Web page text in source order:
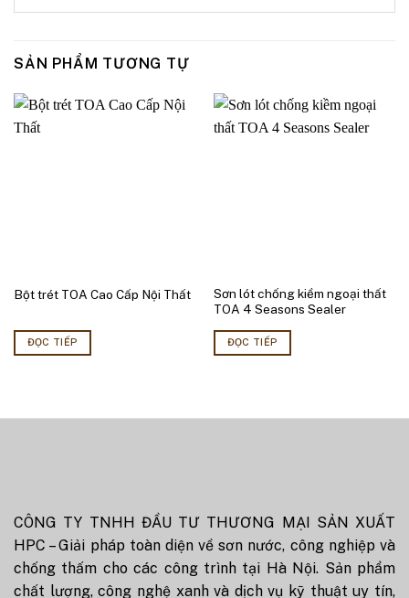
SẢN PHẨM TƯƠNG TỰ
Bột trét TOA Cao Cấp Nội Thất
ĐỌC TIẾP
Sơn lót chống kiềm ngoại thất
TOA 4 Seasons Sealer
ĐỌC TIẾP
CÔNG TY TNHH ĐẦU TƯ THƯƠNG MẠI SẢN XUẤT
HPC – Giải pháp toàn diện về sơn nước, công nghiệp và
chống thấm cho các công trình tại Hà Nội. Sản phẩm
chất lượng, công nghệ xanh và dịch vụ kỹ thuật uy tín,